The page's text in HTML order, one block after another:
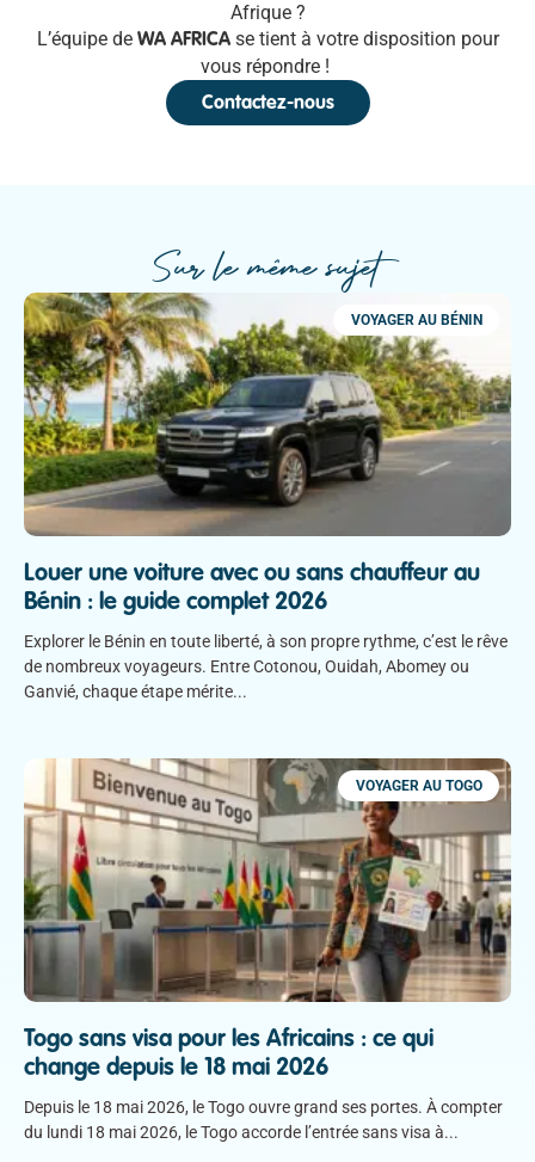
Afrique ?
L’équipe de WA AFRICAse tient à votre disposition pour
vous répondre !
Contactez-nous
Sur le même sujet
VOYAGER AU BÉNIN
Louer une voiture avec ou sans chauffeur au
Bénin : le guide complet 2026
Explorer le Bénin en toute liberté, à son propre rythme, c’est le rêve
de nombreux voyageurs. Entre Cotonou, Ouidah, Abomey ou
Ganvié, chaque étape mérite
VOYAGER AU TOGO
Togo sans visa pour les Africains : ce qui
change depuis le 18 mai 2026
Depuis le 18 mai 2026, le Togo ouvre grand ses portes. À compter
du lundi 18 mai 2026, le Togo accorde l’entrée sans visa à